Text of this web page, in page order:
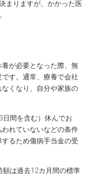
まりますが、かかった医
が必要となった際、無
す。通常、療養で会社
くなり、自分や家族の
間を含む）休んでお
れていないなどの条件
るため傷病手当金の受
額は過去12カ月間の標準